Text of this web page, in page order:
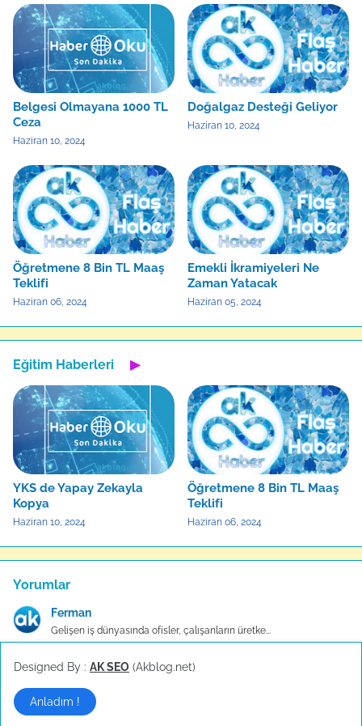
Belgesi Olmayana 1000 TL
Ceza
Haziran 10, 2024
Doğalgaz Desteği Geliyor
Haziran 10, 2024
Öğretmene 8 Bin TL Maaş
Teklifi
Haziran 06, 2024
Emekli İkramiyeleri Ne
Zaman Yatacak
Haziran 05, 2024
Eğitim Haberleri ▶
YKS de Yapay Zekayla
Kopya
Haziran 10, 2024
Öğretmene 8 Bin TL Maaş
Teklifi
Haziran 06, 2024
Yorumlar
Ferman
Gelişen iş dünyasında ofisler, çalışanların üretke...
fadime
Ofis tasarımlarında estetik algısı yerini artık fo...
Designed By : AK SEO (Akblog.net)
Anladım !